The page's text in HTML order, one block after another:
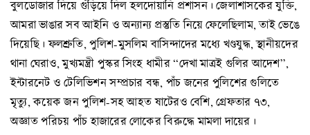
বুলডোজার দিয়ে গুঁড়িয়ে দিল হলদোয়ানি প্রশাসন। জেলাশাসকের যুক্তি,
আমরা ভাঙার সব আইনি ও অন্যান্য প্রস্তুতি নিয়ে ফেলেছিলাম, তাই ভেঙে
দিয়েছি। ফলশ্রুতি, পুলিশ-মুসলিম বাসিন্দাদের মধ্যে খণ্ডযুদ্ধ, স্থানীয়দের
থানা ঘেরাও, মুখ্যমন্ত্রী পুস্কর সিংহ ধামীর “দেখা মাত্রই গুলির আদেশ”,
ইন্টারনেট ও টেলিভিশন সম্প্রচার বন্ধ, পাঁচ জনের পুলিশের গুলিতে
মৃত্যু, কয়েক জন পুলিশ-সহ আহত ষাটেরও বেশি, গ্রেফতার ৭৩,
অজ্ঞাত পরিচয় পাঁচ হাজারের লোকের বিরুদ্ধে মামলা দায়ের।